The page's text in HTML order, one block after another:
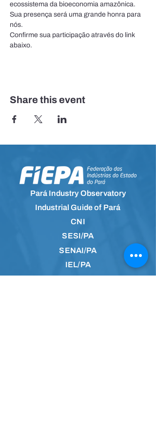
ecossistema da bioeconomia amazônica.
Sua presença será uma grande honra para
nós.
Confirme sua participação através do link
abaixo.
Share this event
Pará Industry Observatory
Industrial Guide of Pará
CNI
SESI/PA
SENAI/PA
IEL/PA